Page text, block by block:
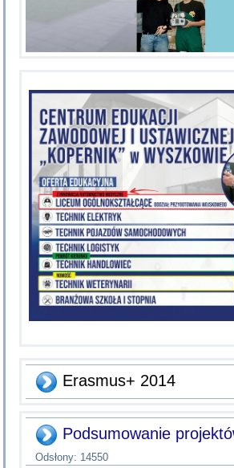
Erasmus+ 2014
Podsumowanie
Odsłony: 14550